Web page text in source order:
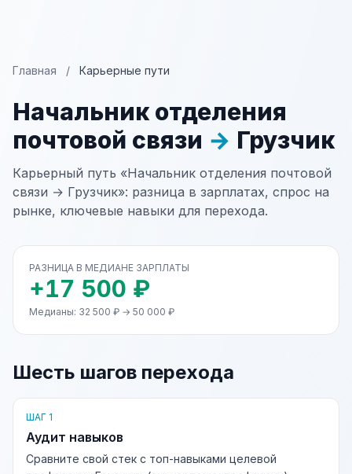
Главная / Карьерные пути
Начальник отделения
почтовой связи → Грузчик
Карьерный путь «Начальник отделения почтовой
связи → Грузчик»: разница в зарплатах, спрос на
рынке, ключевые навыки для перехода.
РАЗНИЦА В МЕДИАНЕ ЗАРПЛАТЫ
+17 500 ₽
Медианы: 32 500 ₽ → 50 000 ₽
Шесть шагов перехода
ШАГ 1
Аудит навыков
Сравните свой стек с топ-навыками целевой